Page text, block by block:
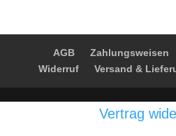
AGB Zahlungsweisen
Widerruf
Versand &
Vertrag